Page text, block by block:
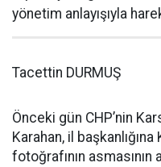
yönetim anlayışıyla
Tacettin DURMUŞ
Önceki gün CHP’nin
Karahan, il başkanlığına
fotoğrafının asmasının